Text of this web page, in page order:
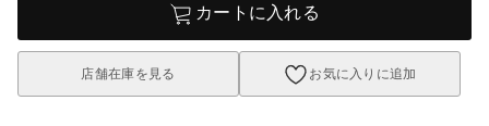
カートに入れる
店舗在庫を見る お気に入りに追加